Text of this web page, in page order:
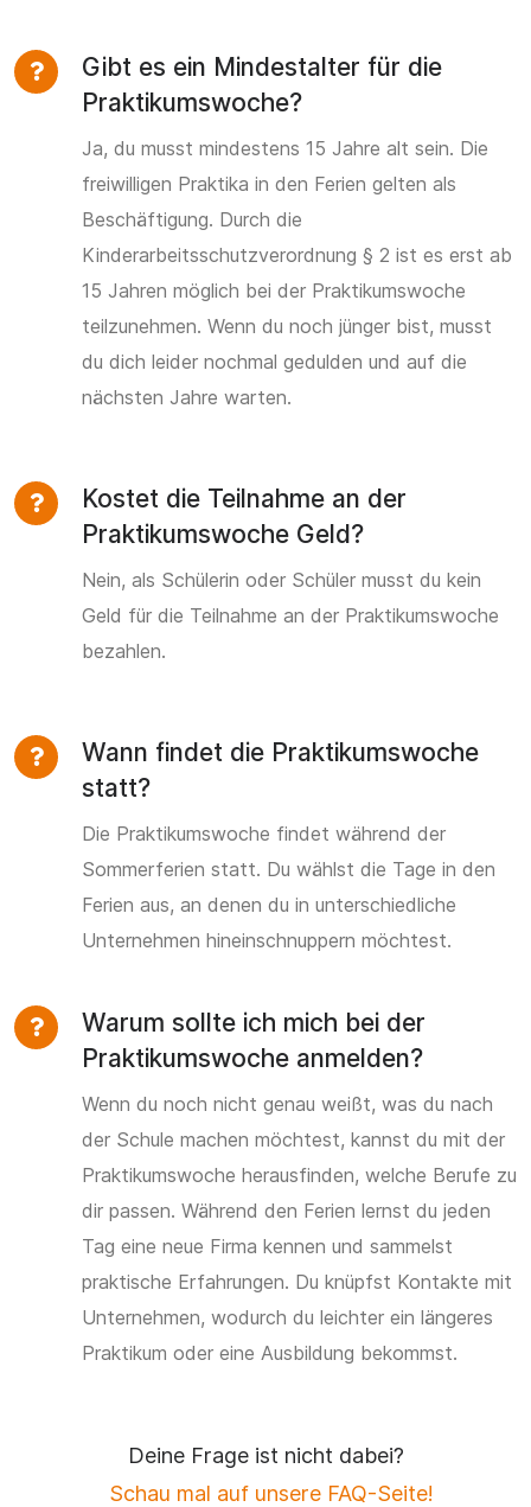
Gibt es ein Mindestalter für die
Praktikumswoche?
Ja, du musst mindestens 15 Jahre alt sein. Die
freiwilligen Praktika in den Ferien gelten als
Beschäftigung. Durch die
Kinderarbeitsschutzverordnung § 2 ist es erst ab
15 Jahren möglich bei der Praktikumswoche
teilzunehmen. Wenn du noch jünger bist, musst
du dich leider nochmal gedulden und auf die
nächsten Jahre warten.
Kostet die Teilnahme an der
Praktikumswoche Geld?
Nein, als Schülerin oder Schüler musst du kein
Geld für die Teilnahme an der Praktikumswoche
bezahlen.
Wann findet die Praktikumswoche
statt?
Die Praktikumswoche findet während der
Sommerferien statt. Du wählst die Tage in den
Ferien aus, an denen du in unterschiedliche
Unternehmen hineinschnuppern möchtest.
Warum sollte ich mich bei der
Praktikumswoche anmelden?
Wenn du noch nicht genau weißt, was du nach
der Schule machen möchtest, kannst du mit der
Praktikumswoche herausfinden, welche Berufe zu
dir passen. Während den Ferien lernst du jeden
Tag eine neue Firma kennen und sammelst
praktische Erfahrungen. Du knüpfst Kontakte mit
Unternehmen, wodurch du leichter ein längeres
Praktikum oder eine Ausbildung bekommst.
Deine Frage ist nicht dabei?
Schau mal auf unsere FAQ-Seite!